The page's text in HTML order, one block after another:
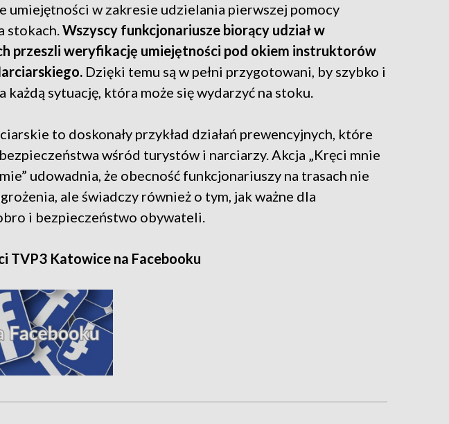
umiejętności w zakresie udzielania pierwszej pomocy
stokach.Wszyscy funkcjonariusze biorący udział w
przeszli weryfikację umiejętności pod okiem instruktorów
Dzięki temu są w pełni przygotowani, by szybko i
każdą sytuację, która może się wydarzyć na stoku.
to doskonały przykład działań prewencyjnych, które
wśród turystów i narciarzy. Akcja „Kręci mnie
udowadnia, że obecność funkcjonariuszy na trasach nie
ale świadczy również o tym, jak ważne dla
i bezpieczeństwo obywateli.
TVP3 Katowice na Facebooku